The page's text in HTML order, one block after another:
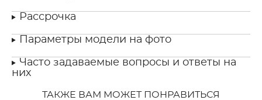
Рассрочка
Параметры модели на фото
Часто задаваемые вопросы и ответы на
них
ТАКЖЕ ВАМ МОЖЕТ ПОНРАВИТЬСЯ